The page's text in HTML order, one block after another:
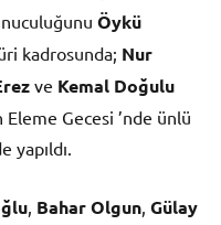
Öykü
kadrosunda; Nur
ve Kemal Doğulu
Eleme Gecesi ’nde ünlü
yapıldı.
Bahar Olgun Gülay